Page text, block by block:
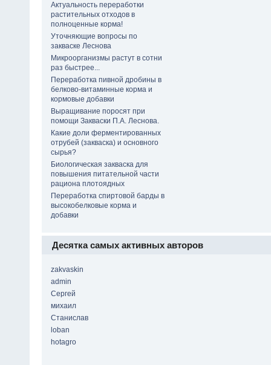
Актуальность переработки
растительных отходов в
полноценные корма!
Уточняющие вопросы по
закваске Леснова
Микроорганизмы растут в сотни
раз быстрее...
Переработка пивной дробины в
белково-витаминные корма и
кормовые добавки
Выращивание поросят при
помощи Закваски П.А. Леснова.
Какие доли ферментированных
отрубей (закваска) и основного
сырья?
Биологическая закваска для
повышения питательной части
рациона плотоядных
Переработка спиртовой барды в
высокобелковые корма и
добавки
Десятка самых активных авторов
zakvaskin
admin
Сергей
михаил
Станислав
loban
hotagro